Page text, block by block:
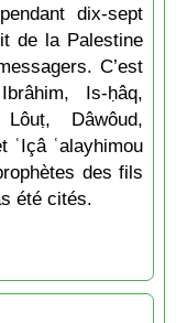
dix-sept
de la Palestine
C’est
Is-ḥâq,
Dâwôud,
ʿIçâ ʿalayhimou
des fils
été cités.